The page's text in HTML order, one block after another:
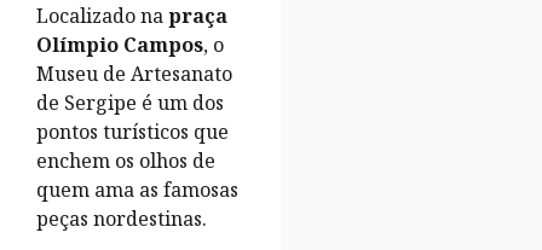
Localizado napraça
Olímpio Campos, o
Museu de Artesanato
de Sergipe é um dos
pontos turísticos que
enchem os olhos de
quem ama as famosas
peças nordestinas.